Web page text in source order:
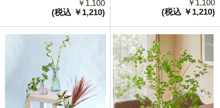
￥1,100
(税込 ￥1,210)
￥1,100
(税込 ￥1,210)